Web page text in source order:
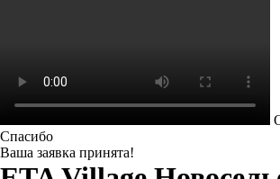
Спасибо
Ваша заявка принята!